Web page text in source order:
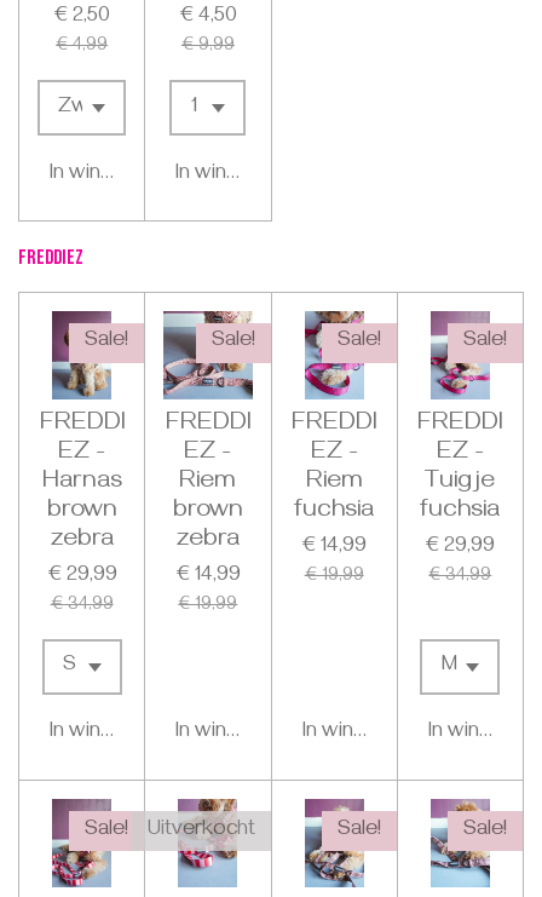
€ 2,50
€ 4,99
In winkelwagen
€ 4,50
€ 9,99
In winkelwagen
FREDDIEZ
Sale!
FREDDI
EZ -
Harnas
brown
zebra
€ 29,99
€ 34,99
In winkelwagen
Sale!
FREDDI
EZ -
Riem
brown
zebra
€ 14,99
€ 19,99
In winkelwagen
Sale!
FREDDI
EZ -
Riem
fuchsia
€ 14,99
€ 19,99
In winkelwagen
Sale!
FREDDI
EZ -
Tuigje
fuchsia
€ 29,99
€ 34,99
In
Sale! Uitverkocht Sale! Sale!